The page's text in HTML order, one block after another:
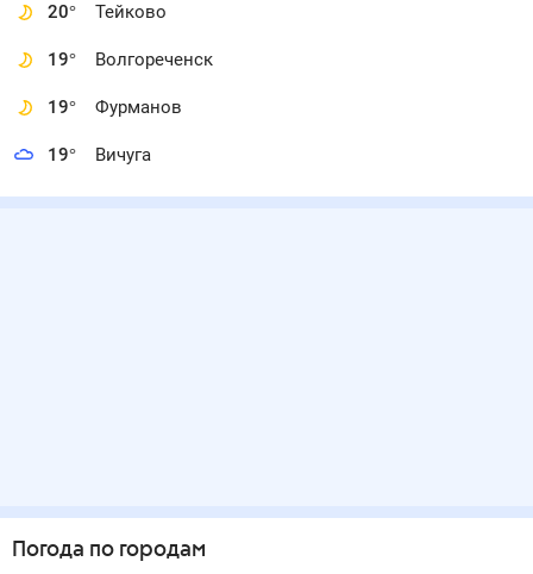
20° Тейково
19° Волгореченск
19° Фурманов
19° Вичуга
Погода по городам